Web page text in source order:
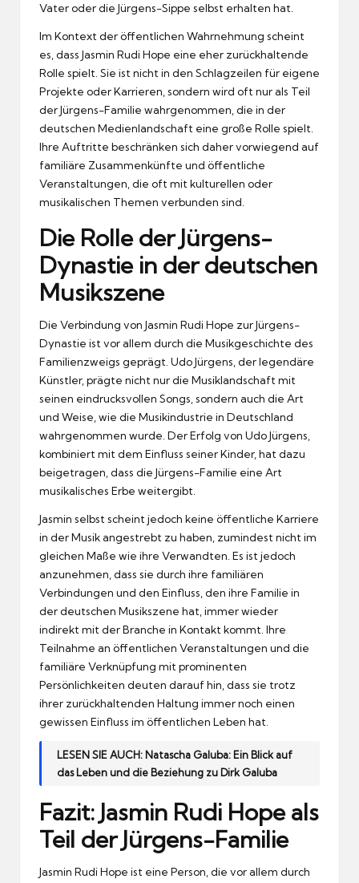
Vater oder die Jürgens-Sippe selbst erhalten hat.
Im Kontext der öffentlichen Wahrnehmung scheint
es, dass Jasmin Rudi Hope eine eher zurückhaltende
Rolle spielt. Sie ist nicht in den Schlagzeilen für eigene
Projekte oder Karrieren, sondern wird oft nur als Teil
der Jürgens-Familie wahrgenommen, die in der
deutschen Medienlandschaft eine große Rolle spielt.
Ihre Auftritte beschränken sich daher vorwiegend auf
familiäre Zusammenkünfte und öffentliche
Veranstaltungen, die oft mit kulturellen oder
musikalischen Themen verbunden sind.
Die Rolle der Jürgens-
Dynastie in der deutschen
Musikszene
Die Verbindung von Jasmin Rudi Hope zur Jürgens-
Dynastie ist vor allem durch die Musikgeschichte des
Familienzweigs geprägt. Udo Jürgens, der legendäre
Künstler, prägte nicht nur die Musiklandschaft mit
seinen eindrucksvollen Songs, sondern auch die Art
und Weise, wie die Musikindustrie in Deutschland
wahrgenommen wurde. Der Erfolg von Udo Jürgens,
kombiniert mit dem Einfluss seiner Kinder, hat dazu
beigetragen, dass die Jürgens-Familie eine Art
musikalisches Erbe weitergibt.
Jasmin selbst scheint jedoch keine öffentliche Karriere
in der Musik angestrebt zu haben, zumindest nicht im
gleichen Maße wie ihre Verwandten. Es ist jedoch
anzunehmen, dass sie durch ihre familiären
Verbindungen und den Einfluss, den ihre Familie in
der deutschen Musikszene hat, immer wieder
indirekt mit der Branche in Kontakt kommt. Ihre
Teilnahme an öffentlichen Veranstaltungen und die
familiäre Verknüpfung mit prominenten
Persönlichkeiten deuten darauf hin, dass sie trotz
ihrer zurückhaltenden Haltung immer noch einen
gewissen Einfluss im öffentlichen Leben hat.
LESEN SIE AUCH: Natascha Galuba: Ein Blick auf
das Leben und die Beziehung zu Dirk Galuba
Fazit: Jasmin Rudi Hope als
Teil der Jürgens-Familie
Jasmin Rudi Hope ist eine Person, die vor allem durch